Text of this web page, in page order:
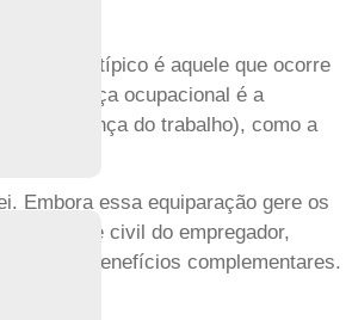
acidente típico é aquele que ocorre
A doença ocupacional é a
(doença do trabalho), como a
Embora essa equiparação gere os
civil do empregador,
de benefícios complementares.